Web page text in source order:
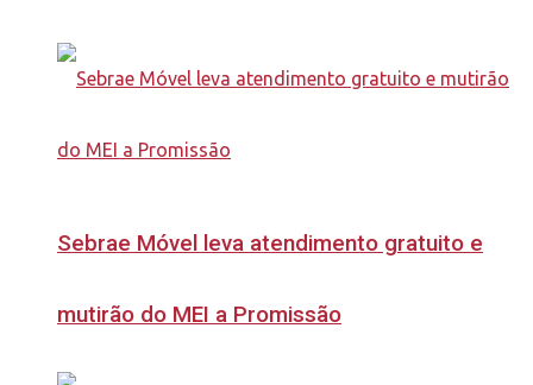
Sebrae Móvel leva atendimento gratuito e
mutirão do MEI a Promissão